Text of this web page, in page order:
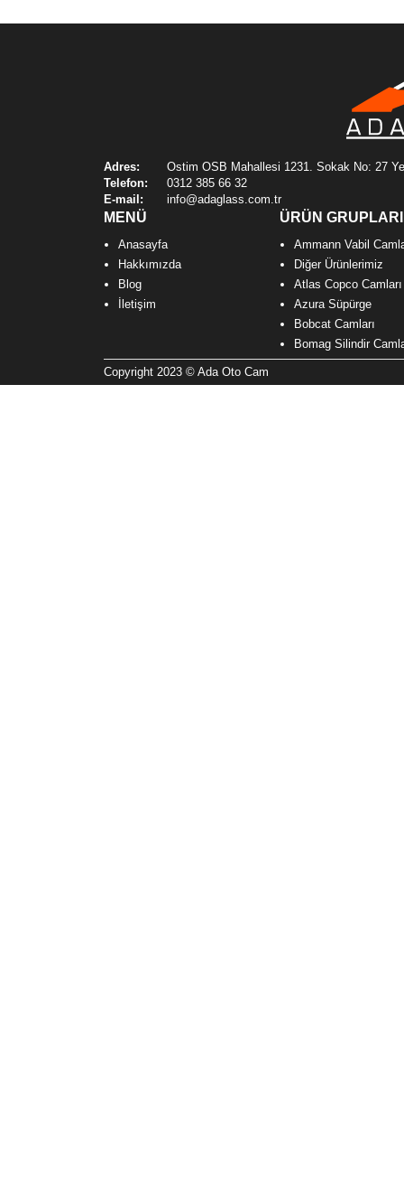
Adres:
Ostim OSB Mahallesi 1231. Sokak No: 27
Telefon:
0312 385 66 32
E-mail:
info@adaglass.com.tr
MENÜ
Anasayfa
Hakkımızda
Blog
İletişim
ÜRÜN GRUPLARI
Ammann Vabil
Diğer Ürünlerimiz
Atlas Copco Camları
Azura Süpürge
Bobcat Camları
Bomag Silindir
Copyright 2023 © Ada Oto Cam